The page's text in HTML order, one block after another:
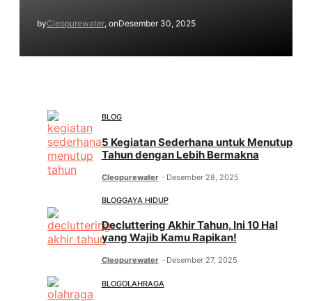
byCleopurewater, onDesember 30, 2025
BLOG
5 Kegiatan Sederhana untuk Menutup
Tahun dengan Lebih Bermakna
Cleopurewater Desember 28, 2025
BLOGGAYA HIDUP
Decluttering Akhir Tahun, Ini 10 Hal
yang Wajib Kamu Rapikan!
Cleopurewater Desember 27, 2025
BLOGOLAHRAGA